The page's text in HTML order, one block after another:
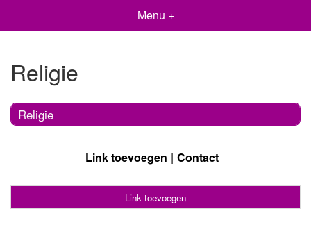
Menu +
Religie
Religie
Link toevoegen Contact
Link toevoegen